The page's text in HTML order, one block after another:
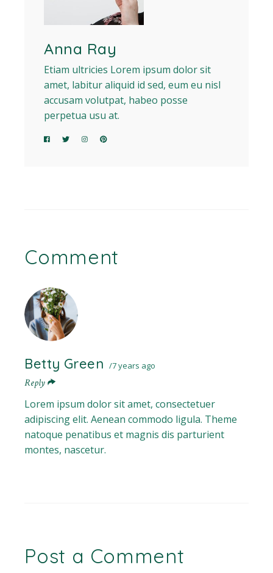
Anna Ray
Etiam ultricies Lorem ipsum dolor sit
amet, labitur aliquid id sed, eum eu nisl
accusam volutpat, habeo posse
perpetua usu at.
Comment
Betty Green 7 years ago
Reply
Lorem ipsum dolor sit amet, consectetuer
adipiscing elit. Aenean commodo ligula. Theme
natoque penatibus et magnis dis parturient
montes, nascetur.
Post a Comment